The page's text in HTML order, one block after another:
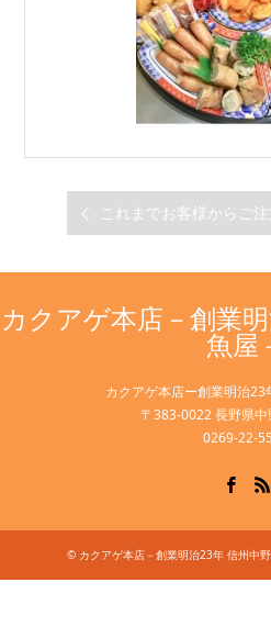
これまでお客様からご
カクアゲ本店－創業
魚屋
カクアゲ本店ー創業明治23
〒383-0022 長野県
0269-22-
© カクアゲ本店－創業明治23年 信州中